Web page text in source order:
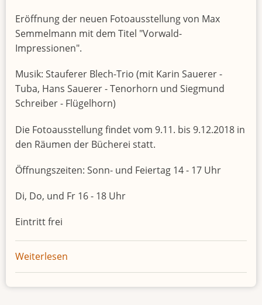
Eröffnung der neuen Fotoausstellung von Max
Semmelmann mit dem Titel "Vorwald-
Impressionen".
Musik: Stauferer Blech-Trio (mit Karin Sauerer -
Tuba, Hans Sauerer - Tenorhorn und Siegmund
Schreiber - Flügelhorn)
Die Fotoausstellung findet vom 9.11. bis 9.12.2018 in
den Räumen der Bücherei statt.
Öffnungszeiten: Sonn- und Feiertag 14 - 17 Uhr
Di, Do, und Fr 16 - 18 Uhr
Eintritt frei
Weiterlesen
Vorwald-
Impressionen